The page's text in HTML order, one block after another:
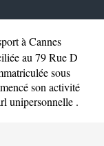
à Cannes
au 79 Rue D
sous
son activité
unipersonnelle .